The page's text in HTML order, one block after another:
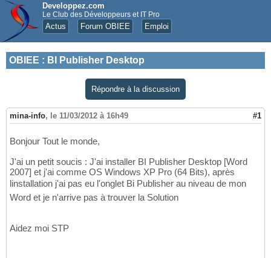
Developpez.com
Le Club des Développeurs et IT Pro
Actus Forum OBIEE Emploi
OBIEE : BI Publisher Desktop
Répondre à la discussion
mina-info, le 11/03/2012 à 16h49 #1
Bonjour Tout le monde,
J'ai un petit soucis : J'ai installer BI Publisher Desktop [Word
2007] et j'ai comme OS Windows XP Pro (64 Bits), après
linstallation j'ai pas eu l'onglet Bi Publisher au niveau de mon
Word et je n'arrive pas à trouver la Solution
Aidez moi STP